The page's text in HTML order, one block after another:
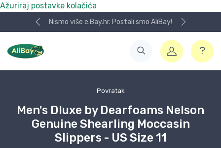
Ažuriraj postavke kolačića
Nismo više e.Bay.hr. Postali smo AliBay!
Povratak
Men's Dluxe by Dearfoams Nelson
Genuine Shearling Moccasin
Slippers - US Size 11